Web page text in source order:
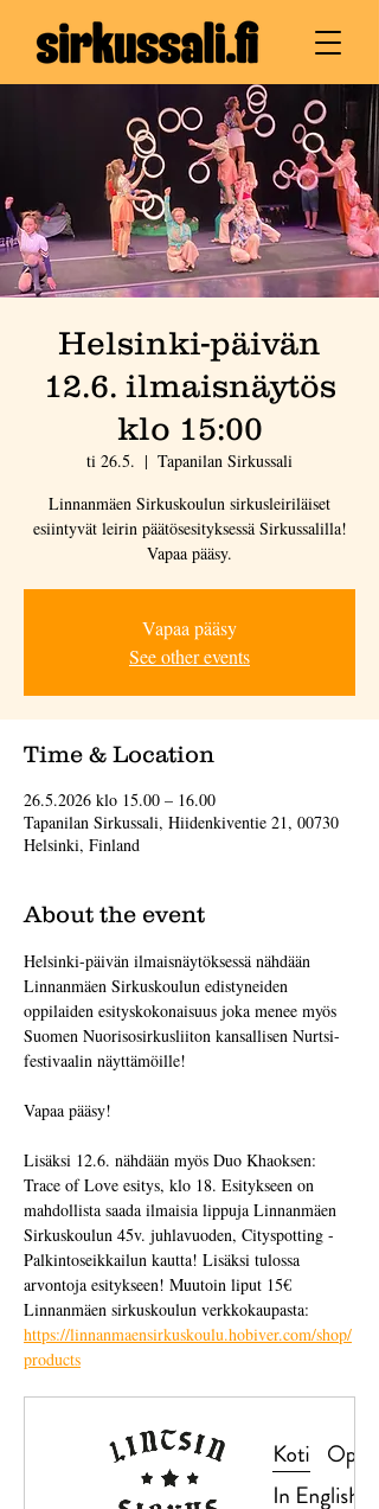
Helsinki-päivän
12.6. ilmaisnäytös
klo 15:00
ti 26.5.
  |
Tapanilan Sirkussali
Linnanmäen Sirkuskoulun sirkusleiriläiset
esiintyvät leirin päätösesityksessä Sirkussalilla!
Vapaa pääsy.
Vapaa pääsy
See other events
Time & Location
26.5.2026 klo 15.00 – 16.00
Tapanilan Sirkussali, Hiidenkiventie 21, 00730
Helsinki, Finland
About the event
Helsinki-päivän ilmaisnäytöksessä nähdään
Linnanmäen Sirkuskoulun edistyneiden
oppilaiden esityskokonaisuus joka menee myös
Suomen Nuorisosirkusliiton kansallisen Nurtsi-
festivaalin näyttämöille!
Vapaa pääsy!
Lisäksi 12.6. nähdään myös Duo Khaoksen:
Trace of Love esitys, klo 18. Esitykseen on
mahdollista saada ilmaisia lippuja Linnanmäen
Sirkuskoulun 45v. juhlavuoden, Cityspotting -
Palkintoseikkailun kautta! Lisäksi tulossa
arvontoja esitykseen! Muutoin liput 15€
Linnanmäen sirkuskoulun verkkokaupasta:
https://linnanmaensirkuskoulu.hobiver.com/shop/
products